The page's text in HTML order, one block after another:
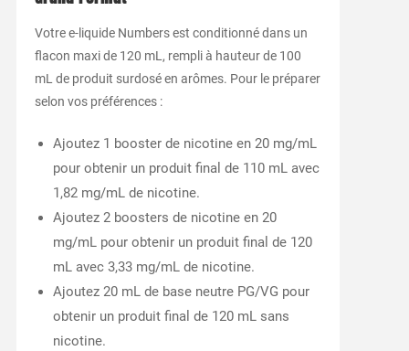
Votre e-liquide Numbers est conditionné dans un
flacon maxi de 120 mL, rempli à hauteur de 100
mL de produit surdosé en arômes. Pour le préparer
selon vos préférences :
Ajoutez 1 booster de nicotine en 20 mg/mL
pour obtenir un produit final de 110 mL avec
1,82 mg/mL de nicotine.
Ajoutez 2 boosters de nicotine en 20
mg/mL pour obtenir un produit final de 120
mL avec 3,33 mg/mL de nicotine.
Ajoutez 20 mL de base neutre PG/VG pour
obtenir un produit final de 120 mL sans
nicotine.